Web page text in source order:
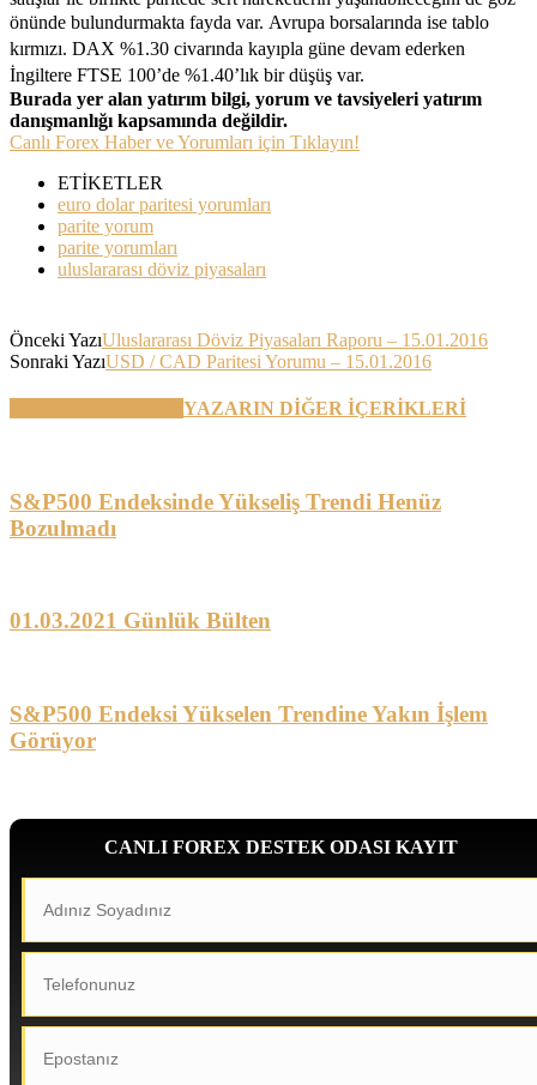
önünde bulundurmakta fayda var. Avrupa borsalarında ise tablo
kırmızı. DAX %1.30 civarında kayıpla güne devam ederken
İngiltere FTSE 100’de %1.40’lık bir düşüş var.
Burada yer alan yatırım bilgi, yorum ve tavsiyeleri yatırım
danışmanlığı kapsamında değildir.
Canlı Forex Haber ve Yorumları için Tıklayın!
ETİKETLER
euro dolar paritesi yorumları
parite yorum
parite yorumları
uluslararası döviz piyasaları
Önceki YazıUluslararası Döviz Piyasaları Raporu – 15.01.2016
Sonraki YazıUSD / CAD Paritesi Yorumu – 15.01.2016
YAZARIN DİĞER İÇERİKLERİ
S&P500 Endeksinde Yükseliş Trendi Henüz
Bozulmadı
01.03.2021 Günlük Bülten
S&P500 Endeksi Yükselen Trendine Yakın İşlem
Görüyor
CANLI FOREX DESTEK ODASI KAYIT